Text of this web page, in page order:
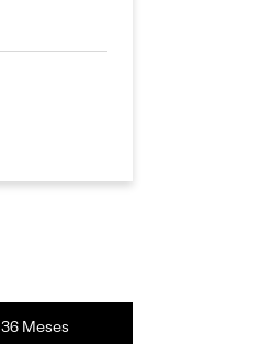
36 Meses